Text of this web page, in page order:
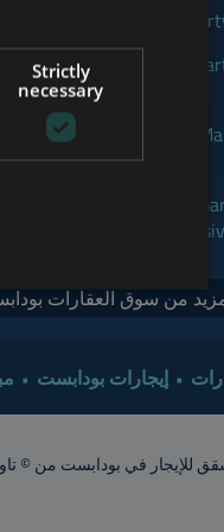
District Fits Which
How to Plan a
When Does It
Real Estate is a
من سوق العقارات
إيجارات بودابست
في بودابست من © تاور إنترناشيونال 2015. جميع الحقوق محفوظة. أشعار الشقق تقريبية. ينبغي
FRENCH
SPANISH
Strictly
necessary